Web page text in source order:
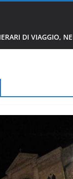
DI VIAGGIO,